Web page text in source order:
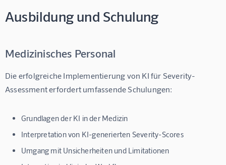
Ausbildung und Schulung
Medizinisches Personal
Die erfolgreiche Implementierung von KI für Severity-
Assessment erfordert umfassende Schulungen:
Grundlagen der KI in der Medizin
Interpretation von KI-generierten Severity-Scores
Umgang mit Unsicherheiten und Limitationen